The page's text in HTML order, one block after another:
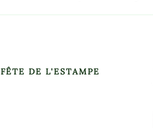
FÊTE DE L'ESTAMPE